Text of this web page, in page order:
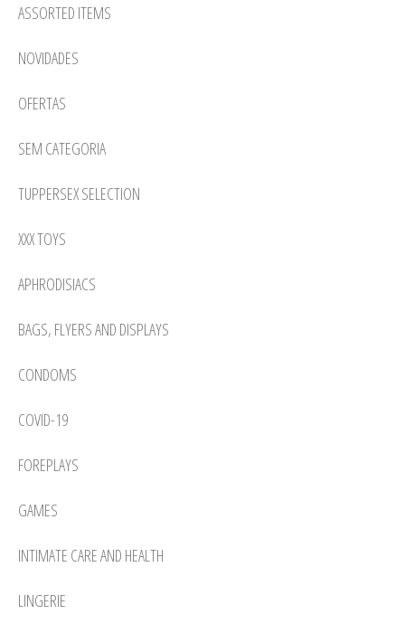
ASSORTED ITEMS
NOVIDADES
OFERTAS
SEM CATEGORIA
TUPPERSEX SELECTION
XXX TOYS
APHRODISIACS
BAGS, FLYERS AND DISPLAYS
CONDOMS
COVID-19
FOREPLAYS
GAMES
INTIMATE CARE AND HEALTH
LINGERIE